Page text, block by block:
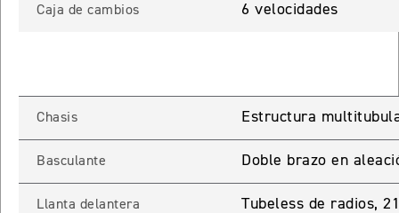
STREET TRIPLE 765 MOTO2
RS
Precio desde $20.090.000
Caja de cambios 6 velocidades
Chasis Estructura
Basculante Doble brazo en
Llanta delantera Tubeless de radios,